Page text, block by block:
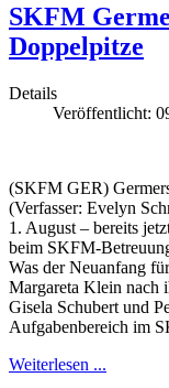
SKFM
Doppelpitze
Details
Veröffentlicht:
(SKFM GER)
(Verfasser: Evelyn
1. August – bereits
beim SKFM-
Was der Neuanfang
Margareta Klein nach
Gisela Schubert und
Aufgabenbereich im
Weiterlesen ...